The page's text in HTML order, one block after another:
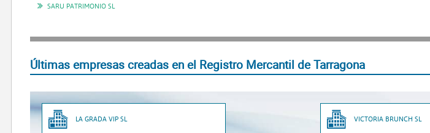
SARU PATRIMONIO SL
Últimas empresas creadas en el Registro Mercantil de Tarragona
LA GRADA VIP SL VICTORIA BRUNCH SL